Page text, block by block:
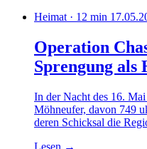
Heimat · 12 min
Operation
Sprengung als
In der Nacht des 16.
Möhneufer, davon 749
deren Schicksal die
Lesen →